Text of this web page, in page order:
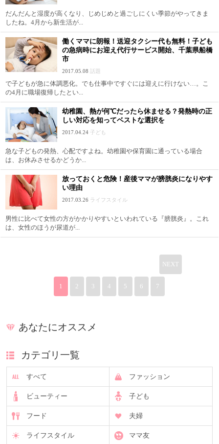
だんだんと湿度が高くなり、じめじめと過ごしにくい季節がやってきま
したね。4月から新生活が...
働くママに朗報！送迎タクシー代も無料！子ども
の急病時にお迎え代行サービス開始、千葉県船橋
市
2017.05.08 話題
で子どもが急に体調悪化。でも仕事中ですぐには迎えに行けない…。こ
の4月に職場復帰したとい...
幼稚園、熱が何℃だったら休ませる？発熱時の正
しい対応を知ってベストな選択を
2017.04.24 子ども
急な子どもの発熱、心配ですよね。幼稚園や保育園に通っている場合
は、お休みさせるかどうか...
放っておくと危険！産後ママが膀胱炎になりやす
い理由
2017.03.26 ライフスタイル
男性に比べて女性の方がかかりやすいといわれている『膀胱炎』。これ
は、女性のほうが尿道が...
1 2 3 4 5 6 7
NEXT
あなたにオススメ
カテゴリ一覧
すべて ファッション
ビューティー 子ども
フード 夫婦
ライフスタイル ママ友